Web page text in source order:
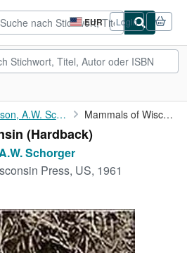
EUR
Seite
der
Einkaufseinstellungen.
Login
Hartley H.T. Jackson, A.W. Schorger Mammals of Wisconsin
(Hardback)
Schorger
Press, US, 1961